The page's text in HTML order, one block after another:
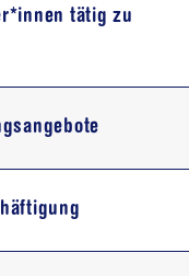
tätig zu